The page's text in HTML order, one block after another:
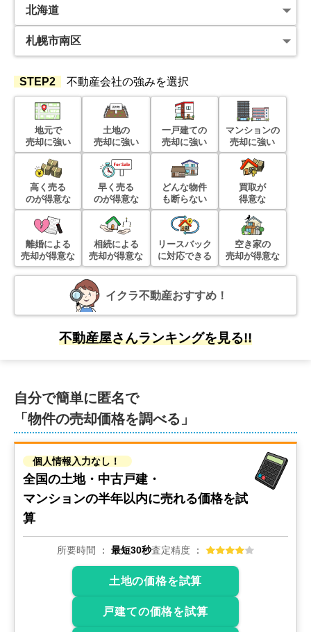
北海道札幌市南区真駒内
状態:更地 土地面積:174㎡
1,300万円 2023年5月
北海道札幌市南区川沿六条三丁目
状態:古家あり 土地面積:
70 2023年5月
北海道札幌市南区中ノ沢
50 万円 2023年1月
状態:更地
1,000万円 2022年10月
北海道札幌市南区藤野一条六丁目
状態:
200万円
北海道札幌市南区簾舞
更地
STEP2 不動産会社の強みを選択
地元で
売却に強い
土地の
売却に強い
一戸建ての
売却に強い
マンションの
売却に強い
高く売る
のが得意な
早く売る
のが得意な
どんな物件
も断らない
買取が
得意な
離婚による
売却が得意な
相続による
売却が得意な
リースバック
に対応できる
空き家の
売却が得意な
イクラ不動産おすすめ！
不動産屋さんランキングを見る!!
自分で簡単に匿名で
「物件の売却価格を調べる」
個人情報入力なし！
全国の土地・中古戸建・
マンションの半年以内に売れる価格を試
算
所要時間 最短30秒査定精度
土地の価格を試算
戸建ての価格を試算